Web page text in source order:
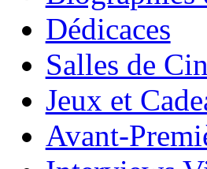
Dédicaces
Salles de
Jeux et
Avant-